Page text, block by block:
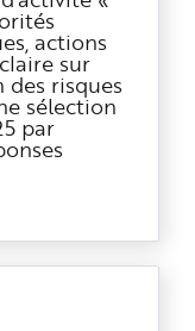
actions
sur
risques
sélection
par